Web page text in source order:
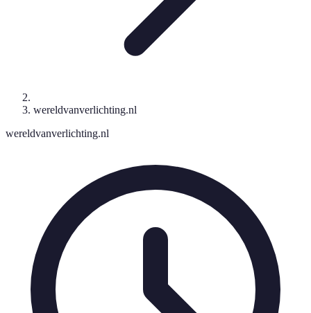
wereldvanverlichting.nl
wereldvanverlichting.nl